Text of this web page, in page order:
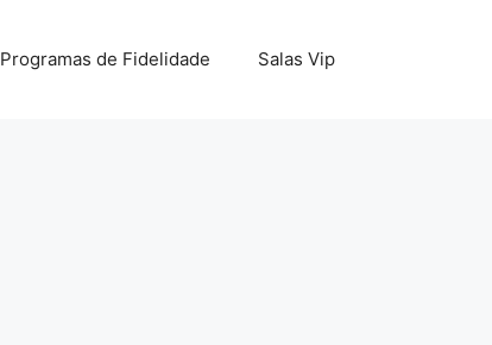
Programas de Fidelidade Salas Vip